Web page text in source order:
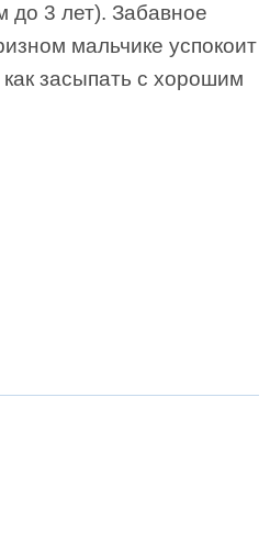
до 3 лет). Забавное
мальчике успокоит
засыпать с хорошим